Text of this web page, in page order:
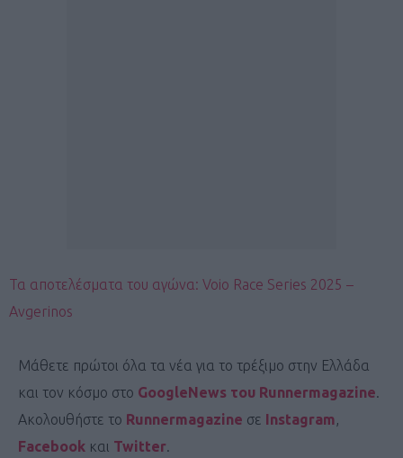
Τα αποτελέσματα του αγώνα: Voio Race Series 2025 –
Avgerinos
Μάθετε πρώτοι όλα τα νέα για το τρέξιμο στην Ελλάδα
και τον κόσμο στο GoogleNews του Runnermagazine.
Ακολουθήστε το Runnermagazine σε Instagram,
Facebook και Twitter.